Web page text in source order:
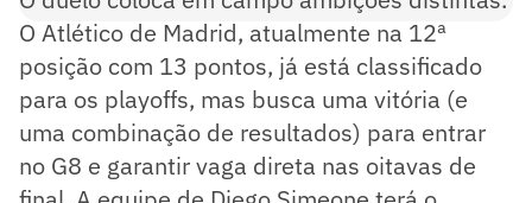
O Atlético de Madrid, atualmente na 12ª
posição com 13 pontos, já está classificado
para os playoffs, mas busca uma vitória (e
uma combinação de resultados) para entrar
no G8 e garantir vaga direta nas oitavas de